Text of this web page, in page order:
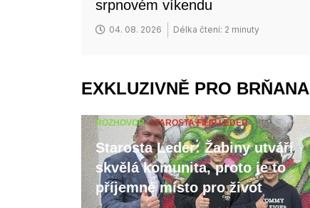
srpnovém víkendu
04. 08. 2026 Délka čtení: 2 minuty
EXKLUZIVNĚ PRO BRŇANA
ROZHOVOR,STAROSTA FILIP LEDER
Starosta Leder: Žabiny utváří
skvělá komunita, proto je to
příjemné místo pro život